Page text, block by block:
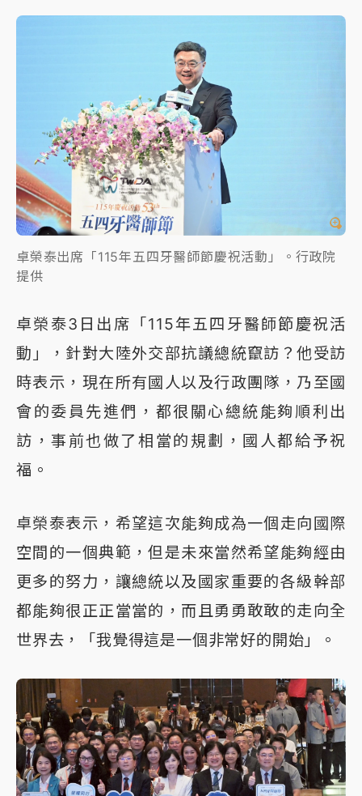
卓榮泰出席「115年五四牙醫師節慶祝活動」。行政院
提供
卓榮泰3日出席「115年五四牙醫師節慶祝活
動」，針對大陸外交部抗議總統竄訪？他受訪
時表示，現在所有國人以及行政團隊，乃至國
會的委員先進們，都很關心總統能夠順利出
訪，事前也做了相當的規劃，國人都給予祝
福。
卓榮泰表示，希望這次能夠成為一個走向國際
空間的一個典範，但是未來當然希望能夠經由
更多的努力，讓總統以及國家重要的各級幹部
都能夠很正正當當的，而且勇勇敢敢的走向全
世界去，「我覺得這是一個非常好的開始」。